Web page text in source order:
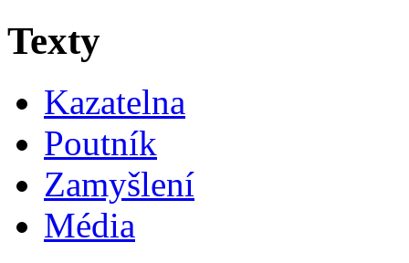
Texty
Kazatelna
Poutník
Zamyšlení
Média